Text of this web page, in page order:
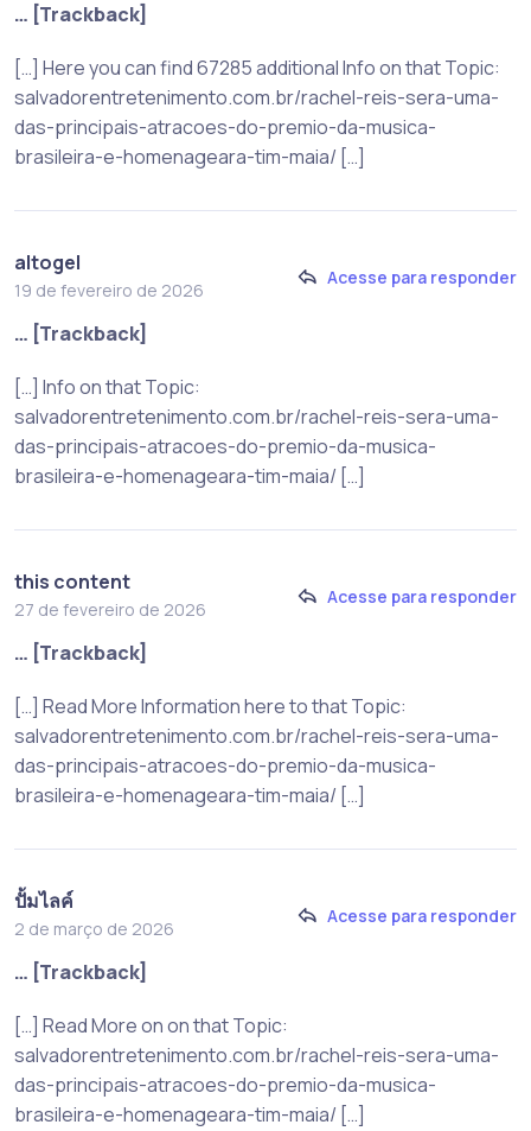
… [Trackback]
[…] Here you can find 67285 additional Info on that Topic:
salvadorentretenimento.com.br/rachel-reis-sera-uma-
das-principais-atracoes-do-premio-da-musica-
brasileira-e-homenageara-tim-maia/ […]
altogel
19 de fevereiro de 2026
Acesse para responder
… [Trackback]
[…] Info on that Topic:
salvadorentretenimento.com.br/rachel-reis-sera-uma-
das-principais-atracoes-do-premio-da-musica-
brasileira-e-homenageara-tim-maia/ […]
this content
27 de fevereiro de 2026
Acesse para responder
… [Trackback]
[…] Read More Information here to that Topic:
salvadorentretenimento.com.br/rachel-reis-sera-uma-
das-principais-atracoes-do-premio-da-musica-
brasileira-e-homenageara-tim-maia/ […]
ปั้มไลค์
2 de março de 2026
Acesse para responder
… [Trackback]
[…] Read More on on that Topic:
salvadorentretenimento.com.br/rachel-reis-sera-uma-
das-principais-atracoes-do-premio-da-musica-
brasileira-e-homenageara-tim-maia/ […]